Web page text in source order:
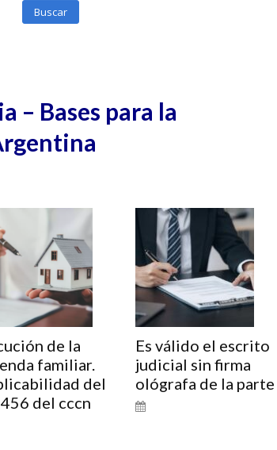
Buscar
– Bases para la
de la
familiar.
del
del cccn
Es válido el escrito
judicial sin firma
ológrafa de la parte